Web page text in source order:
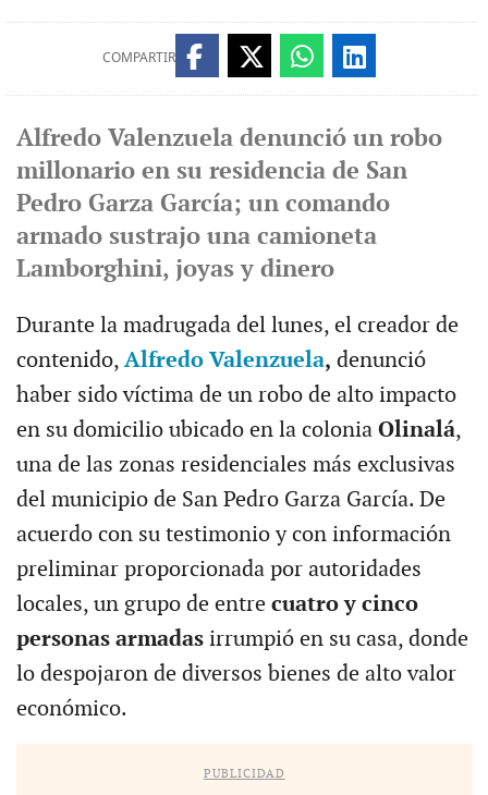
COMPARTIR
Alfredo Valenzuela denunció un robo
millonario en su residencia de San
Pedro Garza García; un comando
armado sustrajo una camioneta
Lamborghini, joyas y dinero
Durante la madrugada del lunes, el creador de
contenido, Alfredo Valenzuela, denunció
haber sido víctima de un robo de alto impacto
en su domicilio ubicado en la colonia Olinalá,
una de las zonas residenciales más exclusivas
del municipio de San Pedro Garza García. De
acuerdo con su testimonio y con información
preliminar proporcionada por autoridades
locales, un grupo de entre cuatro y cinco
personas armadasirrumpió en su casa, donde
lo despojaron de diversos bienes de alto valor
económico.
PUBLICIDAD